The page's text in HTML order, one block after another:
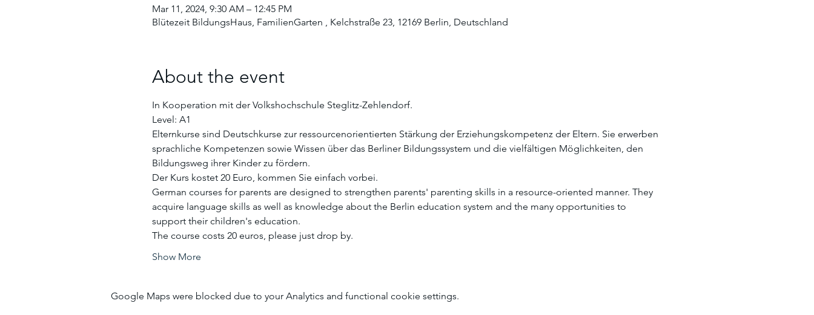
Mar 11, 2024, 9:30 AM – 12:45 PM
Blütezeit BildungsHaus, FamilienGarten , Kelchstraße 23, 12169 Berlin, Deutschland
About the event
In Kooperation mit der Volkshochschule Steglitz-Zehlendorf.
Level: A1
Elternkurse sind Deutschkurse zur ressourcenorientierten Stärkung der Erziehungskompetenz der Eltern. Sie erwerben
sprachliche Kompetenzen sowie Wissen über das Berliner Bildungssystem und die vielfältigen Möglichkeiten, den
Bildungsweg ihrer Kinder zu fördern.
Der Kurs kostet 20 Euro, kommen Sie einfach vorbei.
German courses for parents are designed to strengthen parents' parenting skills in a resource-oriented manner. They
acquire language skills as well as knowledge about the Berlin education system and the many opportunities to
support their children's education.
The course costs 20 euros, please just drop by.
Show More
Google Maps were blocked due to your Analytics and functional cookie settings.